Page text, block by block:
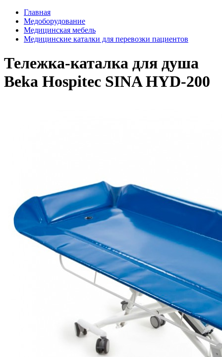
Главная
Медоборудование
Медицинская мебель
Медицинские каталки для перевозки пациентов
Тележка-каталка для душа
Beka Hospitec SINA HYD-200